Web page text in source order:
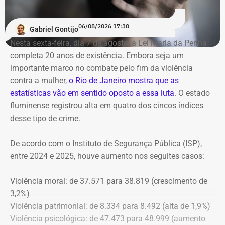
ao MPRJ
O voto do relator José Gomes Graciosa, aprovado pelo
plenário do TCE-RJ, determina a notificação da ex-
presidente do Itaprevi Fernanda; do ex-prefeito de Itaguaí,
Rubem Vieira de Souza, o Rubão; e de outros diretores e
conselheiros do fundo municipal.
Além disso, o tribunal aprovou a expedição de ofício com
cópia integral do processo ao Ministério Público do
apuração de possíveis ilícitos nas esferas cível e criminal,
e à Secretaria de Regime Próprio e Complementar do
Gabriel Gontijo06/08/2026 17:30
Nesta sexta-feira, dia 7 de agosto, a Lei Maria da Penha
completa 20 anos de existência. Embora seja um
importante marco no combate pelo fim da violência
contra a mulher, o Rio de Janeiro mostra que as
estatísticas vão em sentido oposto a essa luta. O estado
fluminense registrou alta em quatro dos cincos índices
desse tipo de crime.
De acordo com o Instituto de Segurança Pública (ISP),
entre 2024 e 2025, houve aumento nos seguites casos:
Violência moral: de 37.571 para 38.819 (crescimento de
3,2%)
Violência patrimonial: de 8.334 para 8.492 (alta de 1,9%)
Violência psicológica: de 47.473 para 48.999 (aumento